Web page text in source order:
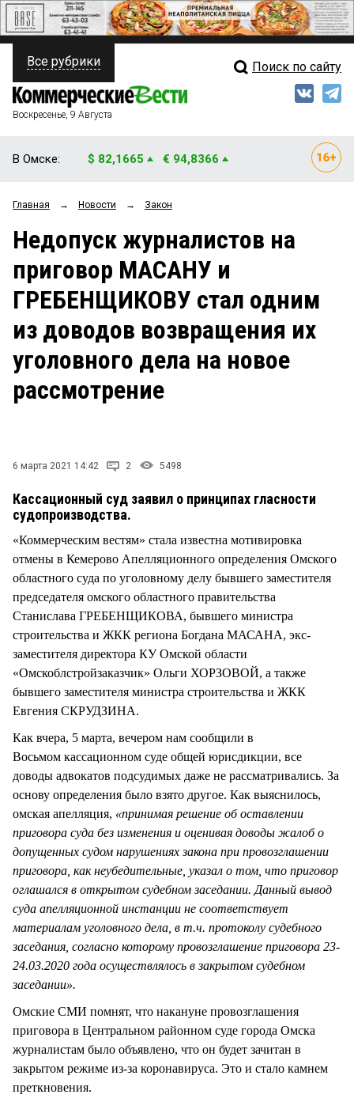
ПОЛИТИКА
ФИНАНСЫ
ОБЩЕСТВО
ЗАКОН
НОВОСТИ КОМПАНИЙ
СТИЛЬ ЖИЗНИ
Свежий выпуск
Рейтинги
Блоги
Архив
Все рубрики Поиск по сайту
Воскресенье, 9 Августа
В Омске: $ 82,1665 € 94,8366
Главная → Новости → Закон
Недопуск журналистов на
приговор МАСАНУ и
ГРЕБЕНЩИКОВУ стал одним
из доводов возвращения их
уголовного дела на новое
рассмотрение
6 марта 2021 14:42 2 5498
Кассационный суд заявил о принципах гласности
судопроизводства.
«Коммерческим вестям» стала известна мотивировка
отмены в Кемерово Апелляционного определения Омского
областного суда по уголовному делу бывшего заместителя
председателя омского областного правительства
Станислава ГРЕБЕНЩИКОВА, бывшего министра
строительства и ЖКК региона Богдана МАСАНА, экс-
заместителя директора КУ Омской области
«Омскоблстройзаказчик» Ольги ХОРЗОВОЙ, а также
бывшего заместителя министра строительства и ЖКК
Евгения СКРУДЗИНА.
Как вчера, 5 марта, вечером нам сообщили в
Восьмом кассационном суде общей юрисдикции, все
доводы адвокатов подсудимых даже не рассматривались. За
основу определения было взято другое. Как выяснилось,
омская апелляция, «принимая решение об оставлении
приговора суда без изменения и оценивая доводы жалоб о
допущенных судом нарушениях закона при провозглашении
приговора, как неубедительные, указал о том, что приговор
оглашался в открытом судебном заседании. Данный вывод
суда апелляционной инстанции не соответствует
материалам уголовного дела, в т.ч. протоколу судебного
заседания, согласно которому провозглашение приговора 23-
24.03.2020 года осуществлялось в закрытом судебном
заседании».
Омские СМИ помнят, что накануне провозглашения
приговора в Центральном районном суде города Омска
журналистам было объявлено, что он будет зачитан в
закрытом режиме из-за коронавируса. Это и стало камнем
преткновения.